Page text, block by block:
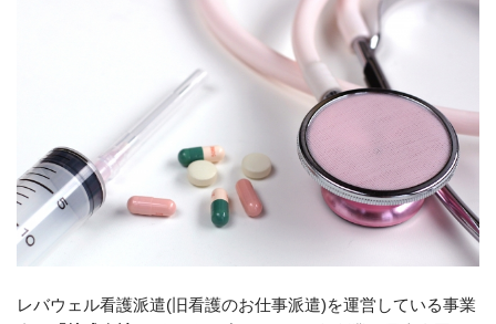
レバウェル看護派遣(旧看護のお仕事派遣)を運営している事業